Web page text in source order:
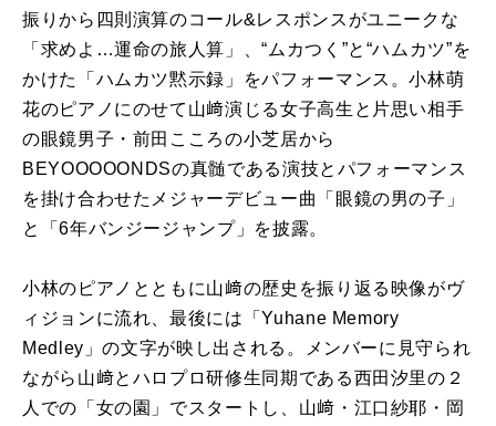
振りから四則演算のコール&レスポンスがユニークな
「求めよ…運命の旅人算」、“ムカつく”と“ハムカツ”を
かけた「ハムカツ黙示録」をパフォーマンス。小林萌
花のピアノにのせて山﨑演じる女子高生と片思い相手
の眼鏡男子・前田こころの小芝居から
BEYOOOOONDSの真髄である演技とパフォーマンス
を掛け合わせたメジャーデビュー曲「眼鏡の男の子」
と「6年バンジージャンプ」を披露。
小林のピアノとともに山﨑の歴史を振り返る映像がヴ
ィジョンに流れ、最後には「Yuhane Memory
Medley」の文字が映し出される。メンバーに見守られ
ながら山﨑とハロプロ研修生同期である西田汐里の２
人での「女の園」でスタートし、山﨑・江口紗耶・岡